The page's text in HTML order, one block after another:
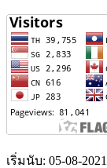
เริ่มนับ: 05-08-2021